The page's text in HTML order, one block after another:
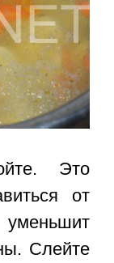
Это
от
Слейте